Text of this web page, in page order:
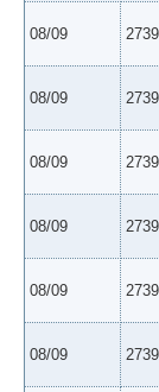
08/09
08/09
08/09
08/09
08/09
08/09